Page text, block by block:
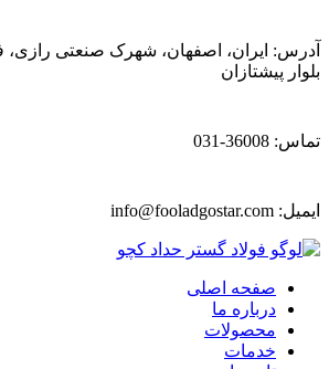
بلوار پیشتازان
تماس: 36008-031
ایمیل: info@fooladgostar.com
صفحه اصلی
درباره ما
محصولات
خدمات